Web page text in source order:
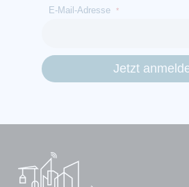
E-Mail-Adresse *